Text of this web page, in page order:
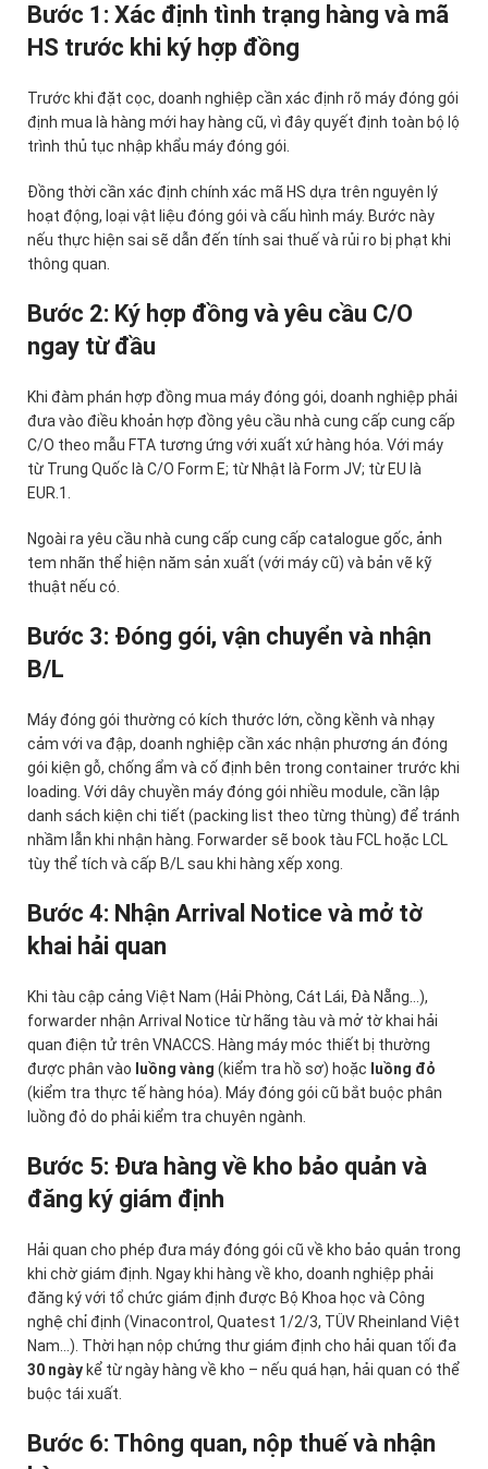
Bước 1: Xác định tình trạng hàng và mã
HS trước khi ký hợp đồng
Trước khi đặt cọc, doanh nghiệp cần xác định rõ máy đóng gói
định mua là hàng mới hay hàng cũ, vì đây quyết định toàn bộ lộ
trình thủ tục nhập khẩu máy đóng gói.
Đồng thời cần xác định chính xác mã HS dựa trên nguyên lý
hoạt động, loại vật liệu đóng gói và cấu hình máy. Bước này
nếu thực hiện sai sẽ dẫn đến tính sai thuế và rủi ro bị phạt khi
thông quan.
Bước 2: Ký hợp đồng và yêu cầu C/O
ngay từ đầu
Khi đàm phán hợp đồng mua máy đóng gói, doanh nghiệp phải
đưa vào điều khoản hợp đồng yêu cầu nhà cung cấp cung cấp
C/O theo mẫu FTA tương ứng với xuất xứ hàng hóa. Với máy
từ Trung Quốc là C/O Form E; từ Nhật là Form JV; từ EU là
EUR.1.
Ngoài ra yêu cầu nhà cung cấp cung cấp catalogue gốc, ảnh
tem nhãn thể hiện năm sản xuất (với máy cũ) và bản vẽ kỹ
thuật nếu có.
Bước 3: Đóng gói, vận chuyển và nhận
B/L
Máy đóng gói thường có kích thước lớn, cồng kềnh và nhạy
cảm với va đập, doanh nghiệp cần xác nhận phương án đóng
gói kiện gỗ, chống ẩm và cố định bên trong container trước khi
loading. Với dây chuyền máy đóng gói nhiều module, cần lập
danh sách kiện chi tiết (packing list theo từng thùng) để tránh
nhầm lẫn khi nhận hàng. Forwarder sẽ book tàu FCL hoặc LCL
tùy thể tích và cấp B/L sau khi hàng xếp xong.
Bước 4: Nhận Arrival Notice và mở tờ
khai hải quan
Khi tàu cập cảng Việt Nam (Hải Phòng, Cát Lái, Đà Nẵng…),
forwarder nhận Arrival Notice từ hãng tàu và mở tờ khai hải
quan điện tử trên VNACCS. Hàng máy móc thiết bị thường
được phân vào luồng vàng (kiểm tra hồ sơ) hoặc luồng đỏ
(kiểm tra thực tế hàng hóa). Máy đóng gói cũ bắt buộc phân
luồng đỏ do phải kiểm tra chuyên ngành.
Bước 5: Đưa hàng về kho bảo quản và
đăng ký giám định
Hải quan cho phép đưa máy đóng gói cũ về kho bảo quản trong
khi chờ giám định. Ngay khi hàng về kho, doanh nghiệp phải
đăng ký với tổ chức giám định được Bộ Khoa học và Công
nghệ chỉ định (Vinacontrol, Quatest 1/2/3, TÜV Rheinland Việt
Nam…). Thời hạn nộp chứng thư giám định cho hải quan tối đa
30 ngày kể từ ngày hàng về kho – nếu quá hạn, hải quan có thể
buộc tái xuất.
Bước 6: Thông quan, nộp thuế và nhận